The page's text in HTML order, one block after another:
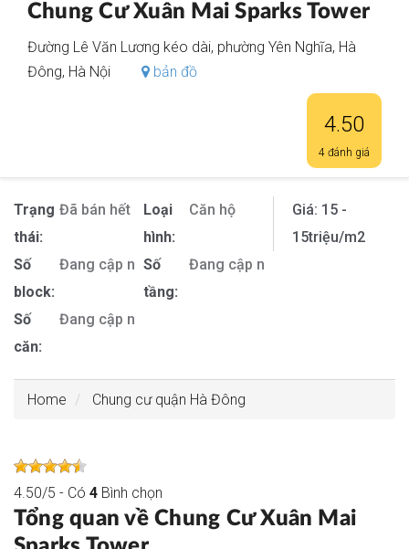
Chung Cư Xuân Mai Sparks Tower
Đường Lê Văn Lương kéo dài, phường Yên Nghĩa, Hà
Đông, Hà Nội
bản đồ
4.50
4 đánh giá
Trạng
thái:
Đã bán hết
Loại
hình:
Căn hộ
Số
block:
Đang cập nhật
Số
tầng:
Đang cập nhật
Số
căn:
Đang cập nhật
Giá: 15 -
15triệu/m2
Home Chung cư quận Hà Đông
4.50/5 - Có 4 Bình chọn
Tổng quan về Chung Cư Xuân Mai